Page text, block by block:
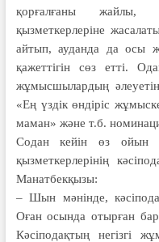
қорғалғаны жайлы,
қызметкерлеріне
айтып, ауданда да осы
қажеттігін сөз етті.
жұмысшылардың
«Ең үздік өндіріс
маман» және т.б.
Содан кейін өз ойын
қызметкерлерінің
Манатбекқызы:
– Шын мәнінде,
Оған осын­да отырған
Кәсіподақтың негізгі